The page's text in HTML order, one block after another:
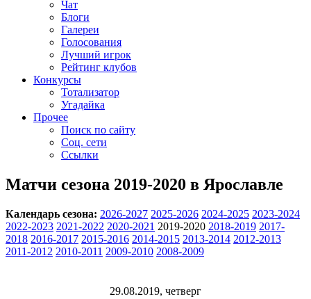
Чат
Блоги
Галереи
Голосования
Лучший игрок
Рейтинг клубов
Конкурсы
Тотализатор
Угадайка
Прочее
Поиск по сайту
Соц. сети
Ссылки
Матчи сезона 2019-2020 в Ярославле
Календарь сезона: 2026-2027 2025-2026 2024-2025 2023-2024
2022-2023 2021-2022 2020-2021 2019-2020 2018-2019 2017-
2018 2016-2017 2015-2016 2014-2015 2013-2014 2012-2013
2011-2012 2010-2011 2009-2010 2008-2009
29.08.2019, четверг